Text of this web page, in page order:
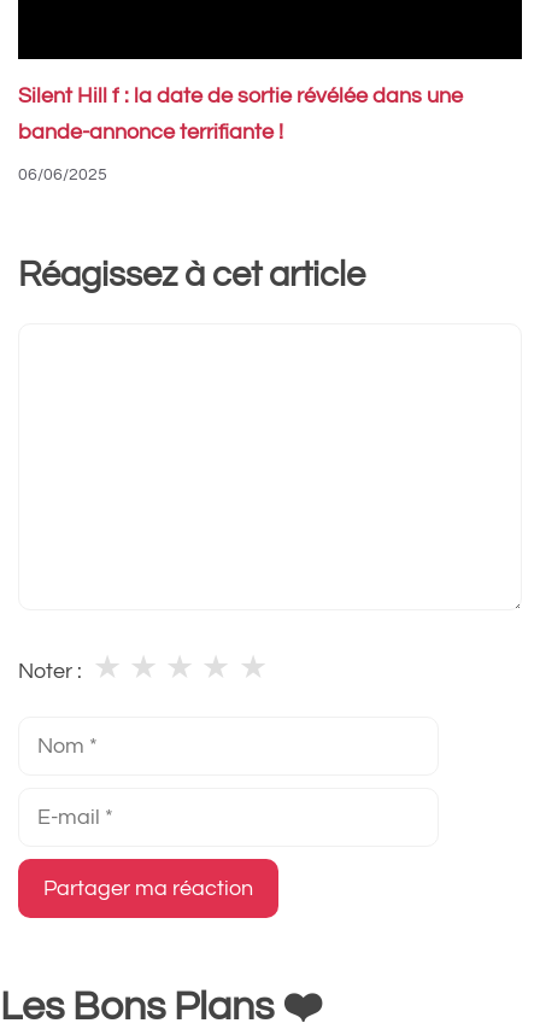
Silent Hill f : la date de sortie révélée dans une
bande-annonce terrifiante !
06/06/2025
Réagissez à cet article
Noter : ★
★
★
★
★
Les Bons Plans ❤️